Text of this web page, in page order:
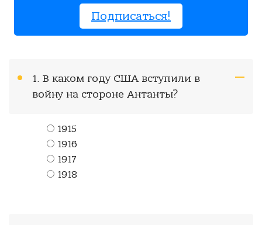
Подписаться!
1. В каком году США вступили в
войну на стороне Антанты?
1915
1916
1917
1918